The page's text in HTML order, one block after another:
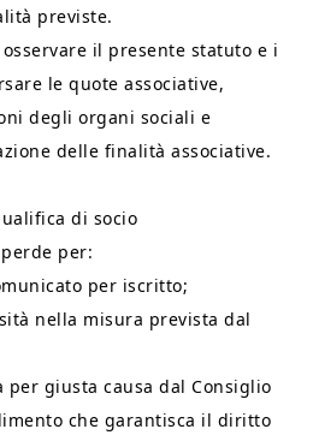
previste.
il presente statuto e i
le quote associative,
degli organi sociali e
delle finalità associative.
di socio
per:
per iscritto;
nella misura prevista dal
per giusta causa dal Consiglio
che garantisca il diritto